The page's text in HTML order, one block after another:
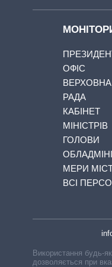
ОФІС
ВЕРХОВНА
РАДА
КАБІНЕТ
МІНІСТРІВ
ГОЛОВИ
МЕРИ
ВСІ
Використання будь-
дозволяється при